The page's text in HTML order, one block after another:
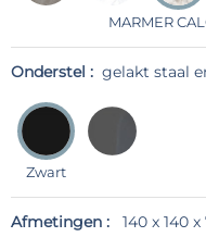
MARMER
Onderstel : gelakt staal
Zwart
Afmetingen : 140 x 140